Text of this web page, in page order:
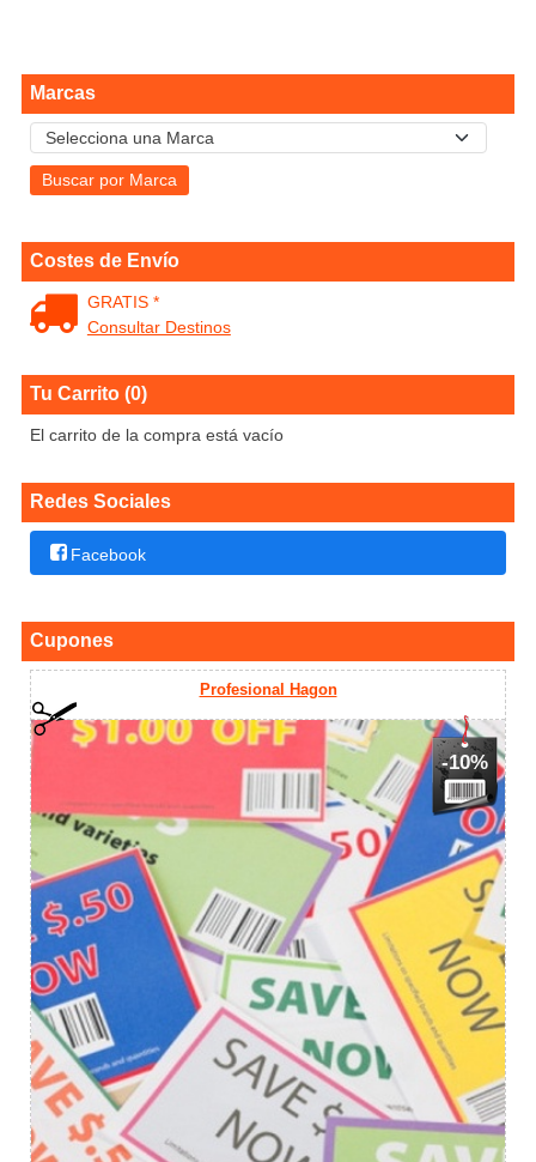
Marcas
Costes de Envío
GRATIS *
Consultar Destinos
Tu Carrito (0)
El carrito de la compra está vacío
Redes Sociales
Facebook
Cupones
Profesional Hagon
-10%